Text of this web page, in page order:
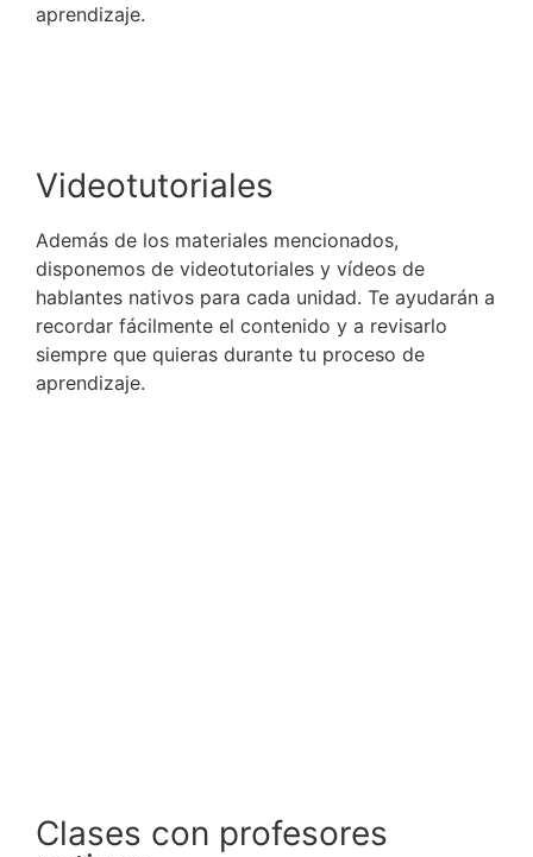
aprendizaje.
Videotutoriales
Además de los materiales mencionados,
disponemos de videotutoriales y vídeos de
hablantes nativos para cada unidad. Te ayudarán a
recordar fácilmente el contenido y a revisarlo
siempre que quieras durante tu proceso de
aprendizaje.